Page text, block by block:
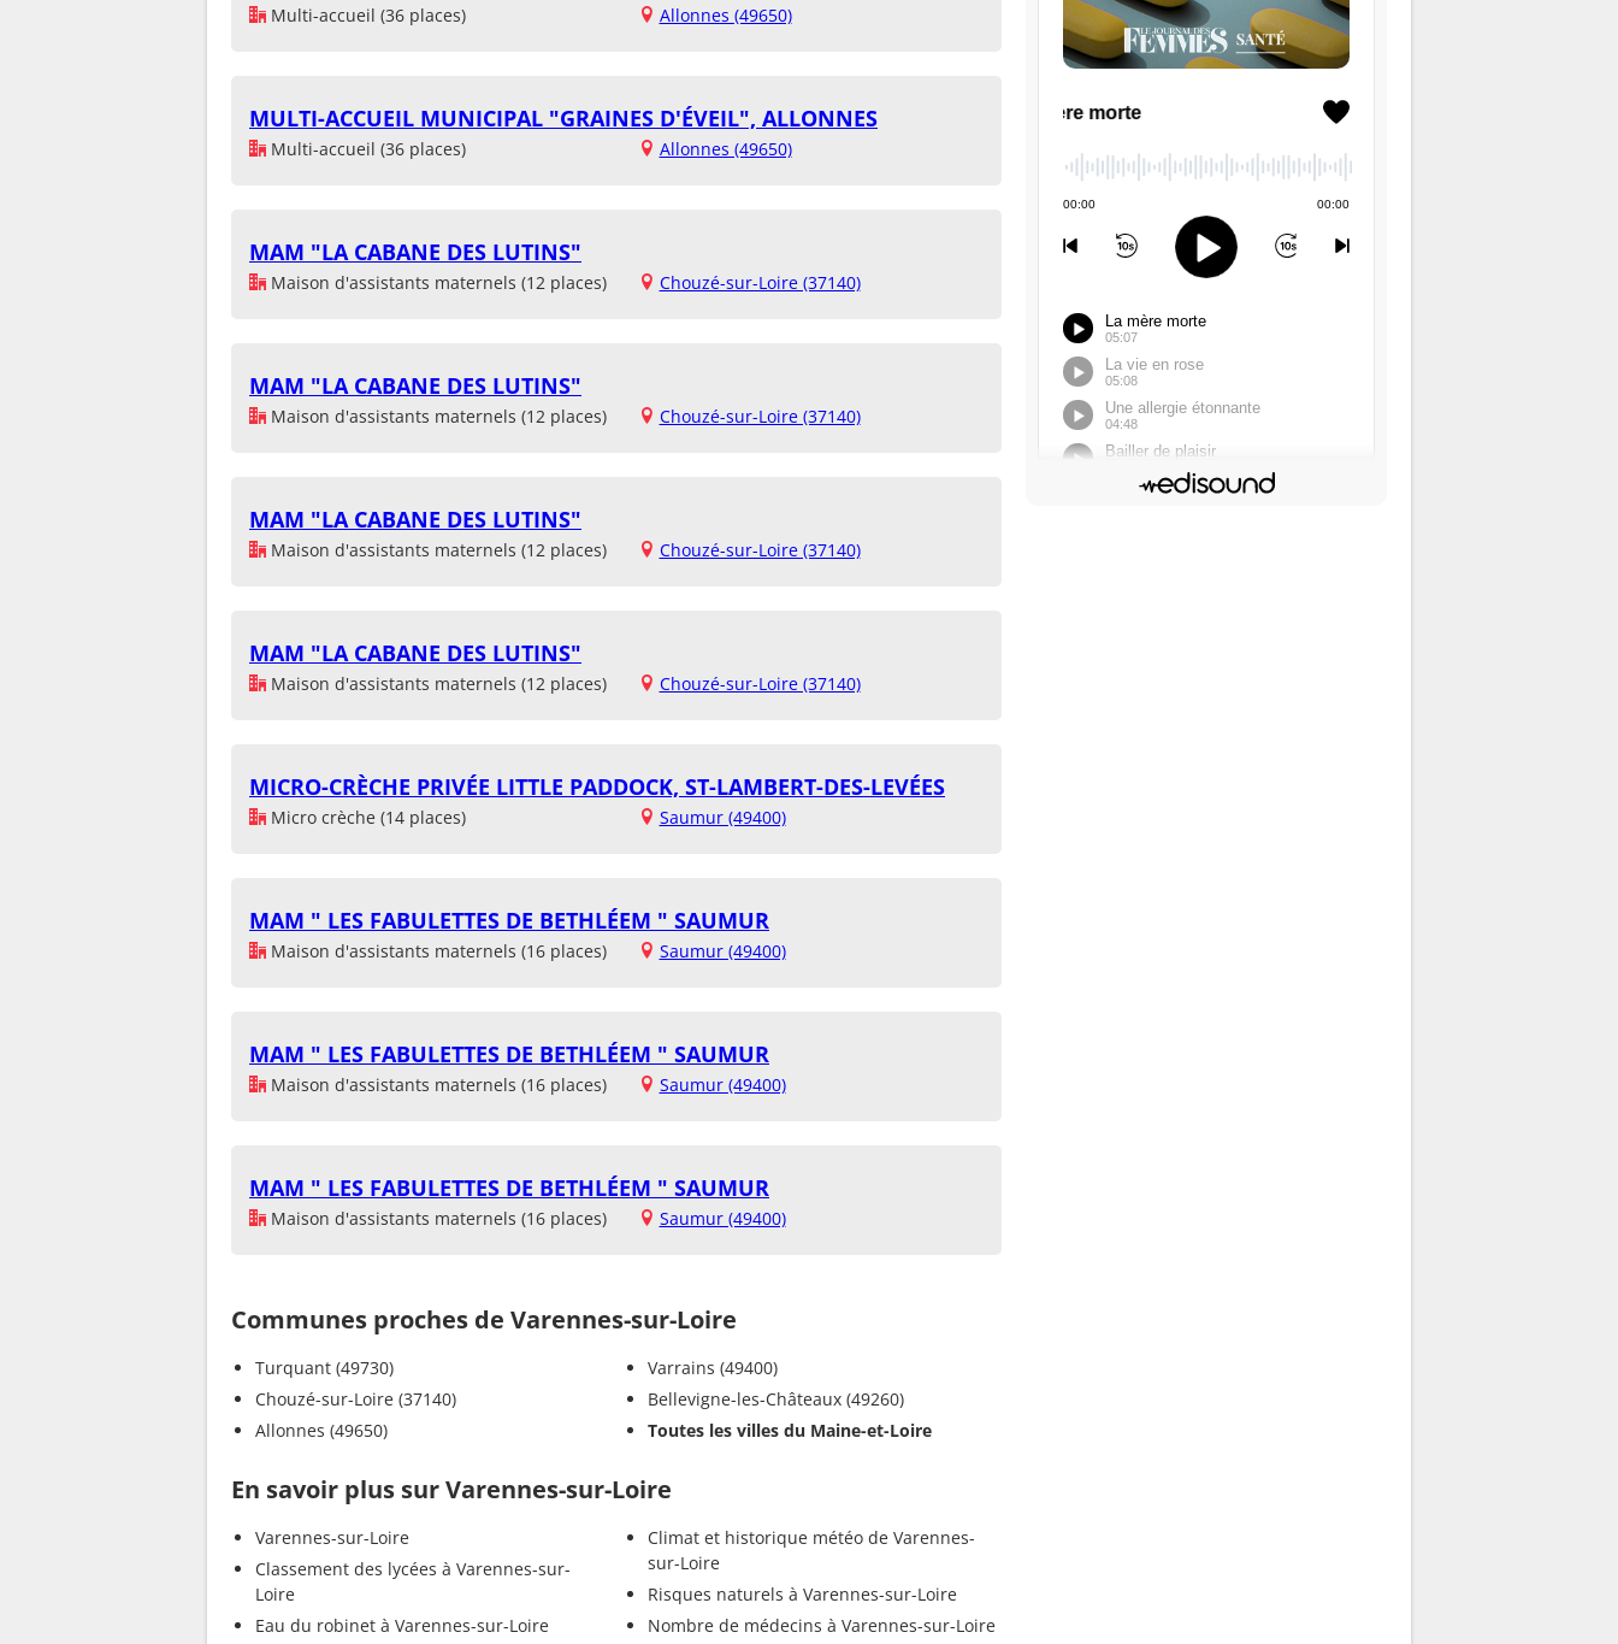
Multi-accueil (36 places) Allonnes (49650)
MULTI-ACCUEIL MUNICIPAL "GRAINES D'ÉVEIL", ALLONNES
Multi-accueil (36 places) Allonnes (49650)
MAM "LA CABANE DES LUTINS"
Maison d'assistants maternels (12 places) Chouzé-sur-Loire (37140)
MAM "LA CABANE DES LUTINS"
Maison d'assistants maternels (12 places) Chouzé-sur-Loire (37140)
MAM "LA CABANE DES LUTINS"
Maison d'assistants maternels (12 places) Chouzé-sur-Loire (37140)
MAM "LA CABANE DES LUTINS"
Maison d'assistants maternels (12 places) Chouzé-sur-Loire (37140)
MICRO-CRÈCHE PRIVÉE LITTLE PADDOCK, ST-LAMBERT-DES-LEVÉES
Micro crèche (14 places) Saumur (49400)
MAM " LES FABULETTES DE BETHLÉEM " SAUMUR
Maison d'assistants maternels (16 places) Saumur (49400)
MAM " LES FABULETTES DE BETHLÉEM " SAUMUR
Maison d'assistants maternels (16 places) Saumur (49400)
MAM " LES FABULETTES DE BETHLÉEM " SAUMUR
Maison d'assistants maternels (16 places) Saumur (49400)
Communes proches de Varennes-sur-Loire
Turquant (49730)
Chouzé-sur-Loire (37140)
Allonnes (49650)
Varrains (49400)
Bellevigne-les-Châteaux (49260)
Toutes les villes du Maine-et-Loire
En savoir plus sur Varennes-sur-Loire
Varennes-sur-Loire
Classement des lycées à Varennes-sur-
Loire
Eau du robinet à Varennes-sur-Loire
Climat et historique météo de Varennes-
sur-Loire
Risques naturels à Varennes-sur-Loire
Nombre de médecins à Varennes-sur-Loire